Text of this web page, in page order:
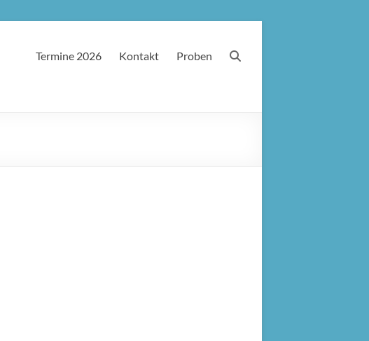
Termine 2026 Kontakt Proben